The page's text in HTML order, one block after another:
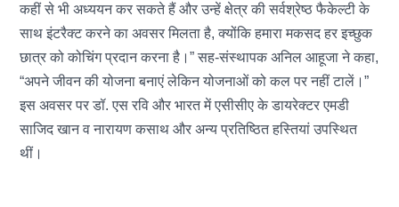
कहीं से भी अध्ययन कर सकते हैं और उन्हें क्षेत्र की सर्वश्रेष्ठ फैकेल्टी के
साथ इंटरैक्ट करने का अवसर मिलता है, क्योंकि हमारा मकसद हर इच्छुक
छात्र को कोचिंग प्रदान करना है।” सह-संस्थापक अनिल आहूजा ने कहा,
“अपने जीवन की योजना बनाएं लेकिन योजनाओं को कल पर नहीं टालें।”
इस अवसर पर डॉ. एस रवि और भारत में एसीसीए के डायरेक्टर एमडी
साजिद खान व नारायण कसाथ और अन्य प्रतिष्ठित हस्तियां उपस्थित
थीं।